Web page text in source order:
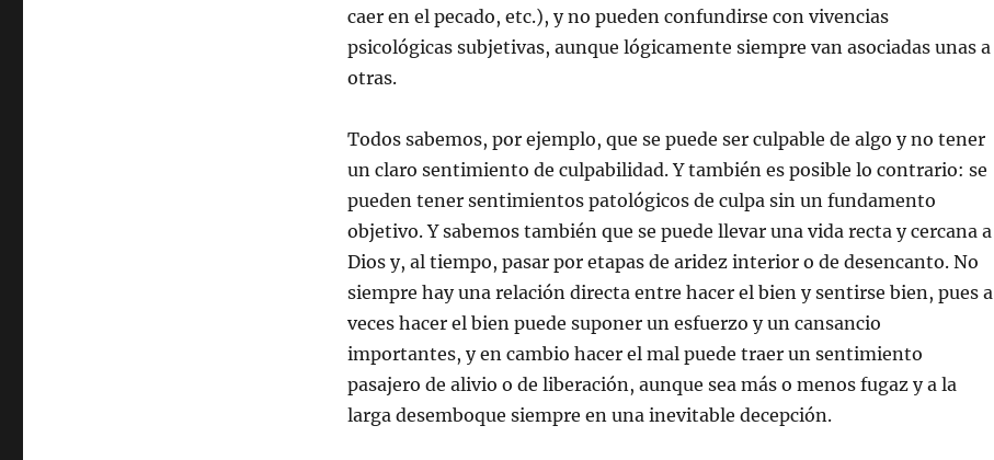
caer en el pecado, etc.), y no pueden confundirse con vivencias
psicológicas subjetivas, aunque lógicamente siempre van asociadas unas a
otras.
Todos sabemos, por ejemplo, que se puede ser culpable de algo y no tener
un claro sentimiento de culpabilidad. Y también es posible lo contrario: se
pueden tener sentimientos patológicos de culpa sin un fundamento
objetivo. Y sabemos también que se puede llevar una vida recta y cercana a
Dios y, al tiempo, pasar por etapas de aridez interior o de desencanto. No
siempre hay una relación directa entre hacer el bien y sentirse bien, pues a
veces hacer el bien puede suponer un esfuerzo y un cansancio
importantes, y en cambio hacer el mal puede traer un sentimiento
pasajero de alivio o de liberación, aunque sea más o menos fugaz y a la
larga desemboque siempre en una inevitable decepción.